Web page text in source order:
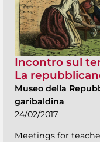
Incontro sul
La
Museo della
garibaldina
24/02/2017
Meetings for